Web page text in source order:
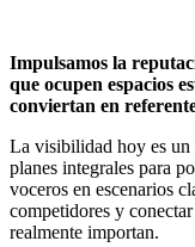
Impulsamos la
que ocupen espacios
conviertan en
La visibilidad hoy es un
planes integrales para
voceros en escenarios
competidores y
realmente importan.